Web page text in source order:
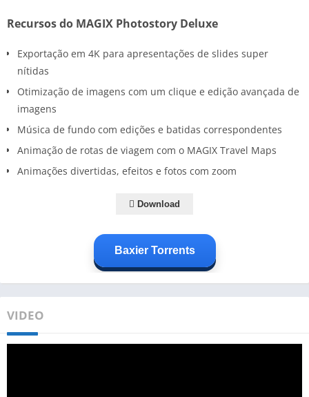
Recursos do MAGIX Photostory Deluxe
Exportação em 4K para apresentações de slides super
nítidas
Otimização de imagens com um clique e edição avançada de
imagens
Música de fundo com edições e batidas correspondentes
Animação de rotas de viagem com o MAGIX Travel Maps
Animações divertidas, efeitos e fotos com zoom
Download
Baxier Torrents
VIDEO